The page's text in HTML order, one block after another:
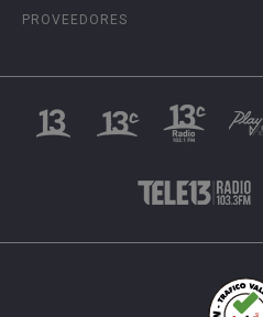
PROVEEDORES